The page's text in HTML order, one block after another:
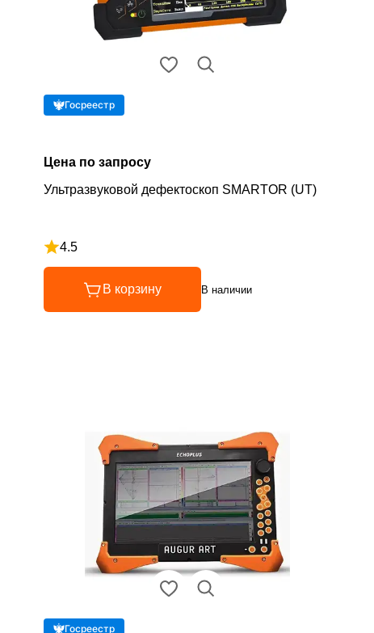
Госреестр
Цена по запросу
Ультразвуковой дефектоскоп SMARTOR (UT)
4.5
Рейтинг 4.5 из 5
В корзину В наличии
Госреестр